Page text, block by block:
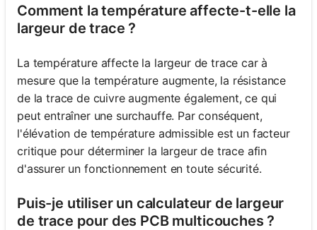
Comment la température affecte-t-elle la
largeur de trace ?
La température affecte la largeur de trace car à
mesure que la température augmente, la résistance
de la trace de cuivre augmente également, ce qui
peut entraîner une surchauffe. Par conséquent,
l'élévation de température admissible est un facteur
critique pour déterminer la largeur de trace afin
d'assurer un fonctionnement en toute sécurité.
Puis-je utiliser un calculateur de largeur
de trace pour des PCB multicouches ?